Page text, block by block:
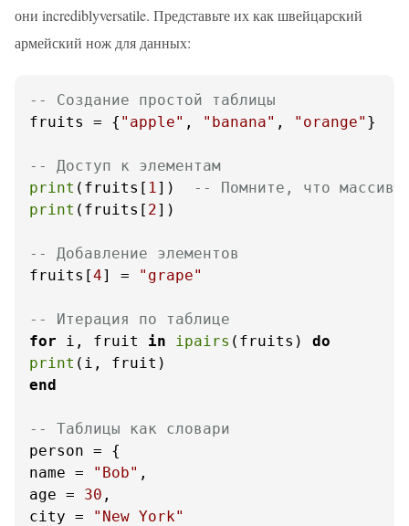
они incrediblyversatile. Представьте их как швейцарский
армейский нож для данных:
-- Создание простой таблицы
fruits = { "apple" , "banana" , "orange" }
-- Доступ к элементам
print (fruits[ 1])
-- Помните, что
print (fruits[ 2])
-- Добавление элементов
fruits[4] = "grape"
-- Итерация по таблице
for i, fruit in ipairs (fruits) do
print
end
-- Таблицы как словари
person = {
name =
"Bob" ,
age = 30 ,
city =
"New York"